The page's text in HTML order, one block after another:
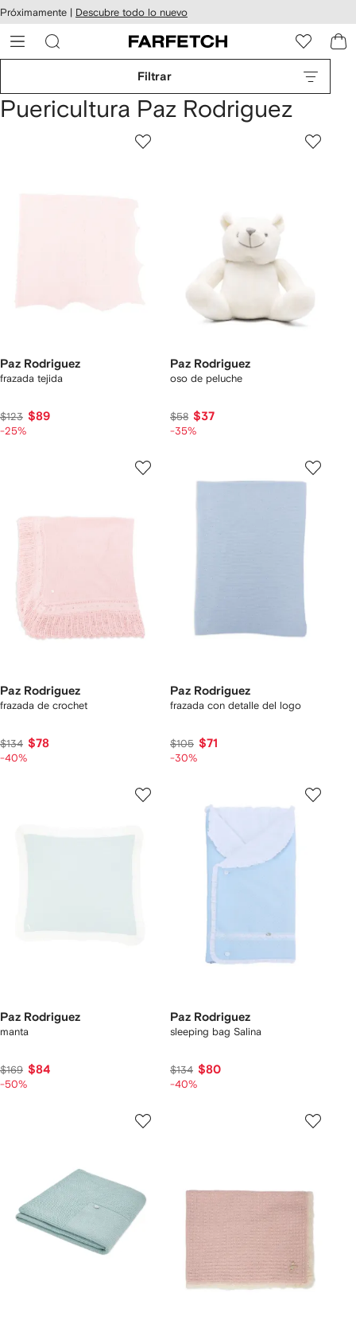
al
Próximamente | Descubre todo lo nuevo
Filtrar
Puericultura Paz Rodriguez
Paz Rodriguez
frazada tejida
$123 $89
-25%
Paz Rodriguez
oso de peluche
$58 $37
-35%
Paz Rodriguez
frazada de crochet
$134 $78
-40%
Paz Rodriguez
frazada con detalle del logo
$105 $71
-30%
Paz Rodriguez
manta
$169 $84
-50%
Paz Rodriguez
sleeping bag Salina
$134 $80
-40%